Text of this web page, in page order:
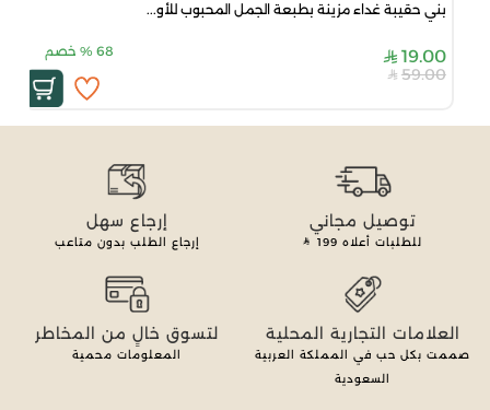
بني حقيبة غداء مزينة بطبعة الجمل المحبوب للأو...
19.00
68
% خصم
59.00
توصيل مجاني
للطلبات أعلاه 199
إرجاع سهل
إرجاع الطلب بدون متاعب
العلامات التجارية المحلية
صممت بكل حب في المملكة العربية
السعودية
لتسوق خالٍ من المخاطر
المعلومات محمية